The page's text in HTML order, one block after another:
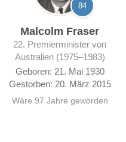
84
Malcolm Fraser
22. Premierminister von
Australien (1975–1983)
Geboren: 21. Mai 1930
Gestorben: 20. März 2015
Wäre 97 Jahre geworden